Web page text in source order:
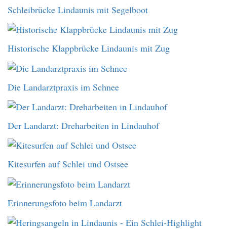
Schleibrücke Lindaunis mit Segelboot
Historische Klappbrücke Lindaunis mit Zug
Die Landarztpraxis im Schnee
Der Landarzt: Dreharbeiten in Lindauhof
Kitesurfen auf Schlei und Ostsee
Erinnerungsfoto beim Landarzt